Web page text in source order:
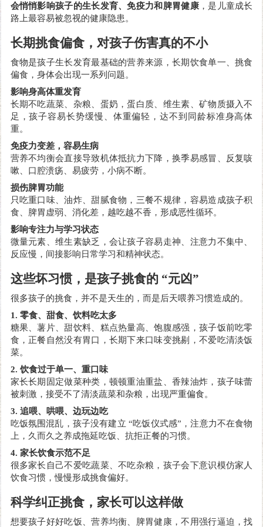
会悄悄影响孩子的生长发育、免疫力和脾胃健康，是儿童成长
路上最容易被忽视的健康隐患。
长期挑食偏食，对孩子伤害真的不小
食物是孩子生长发育最基础的营养来源，长期饮食单一、挑食
偏食，身体会出现一系列问题。
影响身高体重发育
长期不吃蔬菜、杂粮、蛋奶，蛋白质、维生素、矿物质摄入不
足，孩子容易长势缓慢、体重偏轻，达不到同龄标准身高体
重。
免疫力变差，容易生病
营养不均衡会直接导致机体抵抗力下降，换季易感冒、反复咳
嗽、口腔溃疡、易疲劳，小病不断。
损伤脾胃功能
只吃重口味、油炸、甜腻食物，三餐不规律，容易造成孩子积
食、脾胃虚弱、消化差，越吃越不香，形成恶性循环。
影响专注力与学习状态
微量元素、维生素缺乏，会让孩子容易走神、注意力不集中、
反应慢，间接影响日常学习和精神状态。
这些坏习惯，是孩子挑食的 “元凶”
很多孩子的挑食，并不是天生的，而是后天喂养习惯造成的。
1. 零食、甜食、饮料吃太多
糖果、薯片、甜饮料、糕点热量高、饱腹感强，孩子饭前吃零
食，正餐自然没有胃口，长期下来口味变挑剔，不爱吃清淡饭
菜。
2. 饮食过于单一、重口味
家长长期固定做菜种类，顿顿重油重盐、香辣油炸，孩子味蕾
被刺激，接受不了清淡蔬菜和杂粮，出现严重偏食。
3. 追喂、哄喂、边玩边吃
吃饭氛围混乱，孩子没有建立 “吃饭仪式感”，注意力不在食物
上，久而久之养成拖延吃饭、抗拒正餐的习惯。
4. 家长饮食示范不足
很多家长自己不爱吃蔬菜、不吃杂粮，孩子会下意识模仿家人
饮食习惯，慢慢形成挑食偏好。
科学纠正挑食，家长可以这样做
想要孩子好好吃饭、营养均衡、脾胃健康，不用强行逼迫，找